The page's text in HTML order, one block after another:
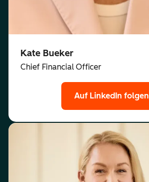
Kate Bueker
Chief Financial Officer
Auf LinkedIn folgen